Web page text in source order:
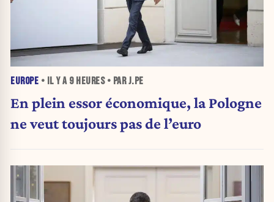
EUROPE • IL Y A 9 HEURES• PAR J.PE
En plein essor économique, la Pologne
ne veut toujours pas de l’euro